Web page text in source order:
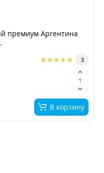
премиум Аргентина
3
В корзину